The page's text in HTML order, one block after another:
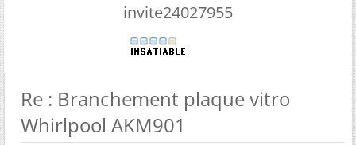
invite24027955
Re : Branchement plaque vitro
Whirlpool AKM901